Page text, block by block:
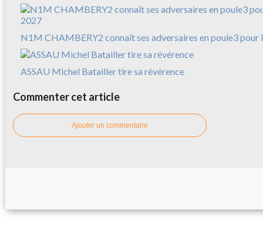
N1M CHAMBERY2 connaît ses adversaires en poule3 pour
ASSAU Michel Batailler tire sa révérence
Commenter cet article
Ajouter un commentaire